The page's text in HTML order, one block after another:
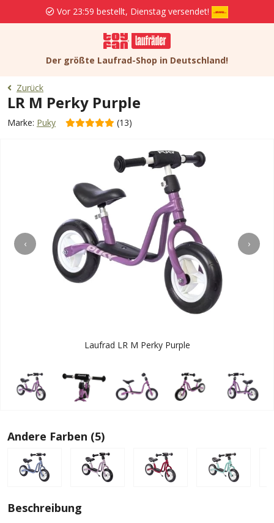
Vor 23:59 bestellt, Dienstag versendet!
Der größte Laufrad-Shop in Deutschland!
Zurück
LR M Perky Purple
Marke: Puky (13)
‹ ›
Laufrad LR M Perky Purple
Andere Farben (5)
Beschreibung